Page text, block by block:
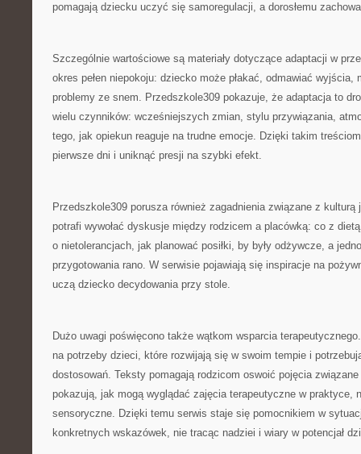
pomagają dziecku uczyć się samoregulacji, a dorosłemu
Szczególnie wartościowe są materiały dotyczące adaptacji w
okres pełen niepokoju: dziecko może płakać, odmawiać wyjścia,
problemy ze snem. Przedszkole309 pokazuje, że adaptacja to
wielu czynników: wcześniejszych zmian, stylu przywiązania,
tego, jak opiekun reaguje na trudne emocje. Dzięki takim
pierwsze dni i uniknąć presji na szybki efekt.
Przedszkole309 porusza również zagadnienia związane z
potrafi wywołać dyskusje między rodzicem a placówką: co z
o nietolerancjach, jak planować posiłki, by były odżywcze, a
przygotowania rano. W serwisie pojawiają się inspiracje na
uczą dziecko decydowania przy stole.
Dużo uwagi poświęcono także wątkom wsparcia
na potrzeby dzieci, które rozwijają się w swoim tempie i
dostosowań. Teksty pomagają rodzicom oswoić pojęcia
pokazują, jak mogą wyglądać zajęcia terapeutyczne w praktyce,
sensoryczne. Dzięki temu serwis staje się pomocnikiem w
konkretnych wskazówek, nie tracąc nadziei i wiary w potencjał